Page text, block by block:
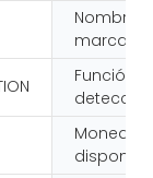
Nombre
marca:
Función
Moneda